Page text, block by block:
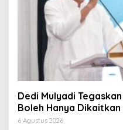
Dedi Mulyadi
Boleh Hanya
6 Agustus 2026